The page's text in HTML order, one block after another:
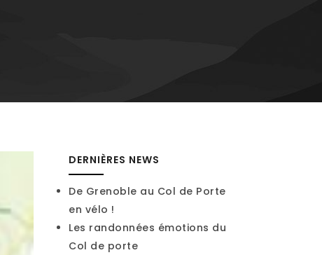
DERNIÈRES NEWS
De Grenoble au Col de Porte
en vélo !
Les randonnées émotions du
Col de porte